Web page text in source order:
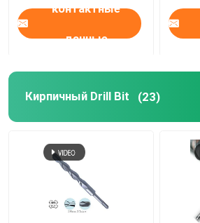
контактные
данные
Кирпичный Drill Bit (23)